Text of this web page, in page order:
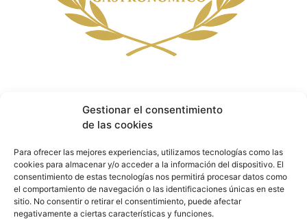
Gestionar el consentimiento
de las cookies
Para ofrecer las mejores experiencias, utilizamos tecnologías como las
cookies para almacenar y/o acceder a la información del dispositivo. El
consentimiento de estas tecnologías nos permitirá procesar datos como
el comportamiento de navegación o las identificaciones únicas en este
sitio. No consentir o retirar el consentimiento, puede afectar
negativamente a ciertas características y funciones.